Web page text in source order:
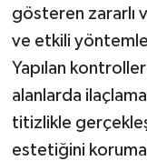
gösteren zararlı
ve etkili
Yapılan
alanlarda
titizlikle
estetiğini